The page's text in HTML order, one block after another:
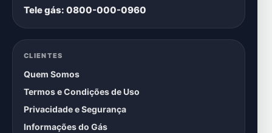
Tele gás: 0800-000-0960
CLIENTES
Quem Somos
Termos e Condições de Uso
Privacidade e Segurança
Informações do Gás